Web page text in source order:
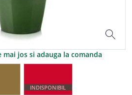
mai jos si adauga la comanda
INDISPONIBIL